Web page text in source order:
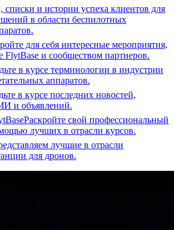
списки и истории успеха клиентов для
в области беспилотных
для себя интересные мероприятия,
FlytBase и сообществом партнеров.
в курсе терминологии в индустрии
аппаратов.
в курсе последних новостей,
и объявлений.
Раскройте свой профессиональный
лучших в отрасли курсов.
лучшие в отрасли
для дронов.